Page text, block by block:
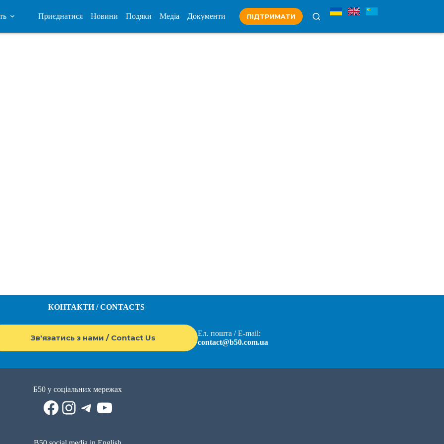
Приєднатися Новини Подяки Медіа Документи ПІДТРИМАТИ
КОНТАКТИ / CONTACTS
Зв'язатись з нами / Contact Us
Ел. пошта / E-mail:
contact@b50.com.ua
Б50 у соціальних мережах
Facebook
Instagram
Telegram
YouTube